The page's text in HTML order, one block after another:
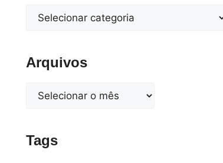
Arquivos
Tags